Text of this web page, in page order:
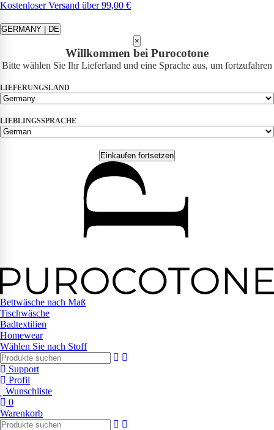
Kostenloser Versand über 99,00 €
GERMANY | DE
×
Willkommen bei Purocotone
Bitte wählen Sie Ihr Lieferland und eine Sprache aus, um fortzufahren
LIEFERUNGSLAND
LIEBLINGSSPRACHE
Einkaufen fortsetzen
Bettwäsche nach Maß
Tischwäsche
Badtextilien
Homewear
Wählen Sie nach Stoff
Support
Profil
Wunschliste
0
Warenkorb